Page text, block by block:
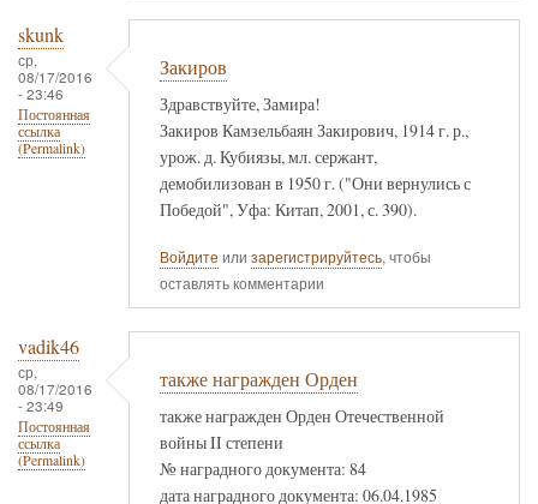
skunk
ср,
08/17/2016
- 23:46
Постоянная
ссылка
(Permalink)
Закиров
Здравствуйте, Замира!
Закиров Камзельбаян Закирович, 1914 г. р.,
урож. д. Кубиязы, мл. сержант,
демобилизован в 1950 г. ("Они вернулись с
Победой", Уфа: Китап, 2001, с. 390).
Войдите или зарегистрируйтесь, чтобы
оставлять комментарии
vadik46
ср,
08/17/2016
- 23:49
Постоянная
ссылка
(Permalink)
также награжден Орден
также награжден Орден Отечественной
войны II степени
№ наградного документа: 84
дата наградного документа: 06.04.1985